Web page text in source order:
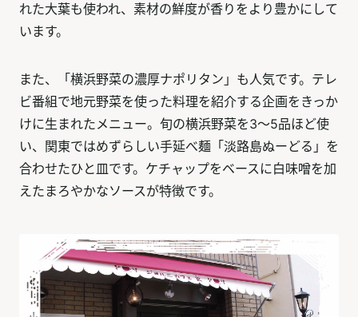
れた大葉も使われ、素材の鮮度が香りをより豊かにして
います。
また、「横浜野菜の濃厚ナポリタン」も人気です。テレ
ビ番組で地元野菜を使った料理を紹介する企画をきっか
けに生まれたメニュー。旬の横浜野菜を3～5品ほど使
い、関東ではめずらしい手延べ麺「淡路島ぬーどる」を
合わせたひと皿です。ケチャップをベースに白味噌を加
えたまろやかなソースが特徴です。